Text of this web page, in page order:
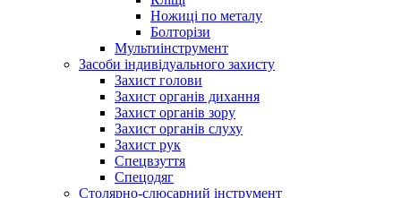
Ножиці по металу
Болторізи
Мультиінструмент
Засоби індивідуального захисту
Захист голови
Захист органів дихання
Захист органів зору
Захист органів слуху
Захист рук
Спецвзуття
Спецодяг
Столярно-слюсарний інструмент